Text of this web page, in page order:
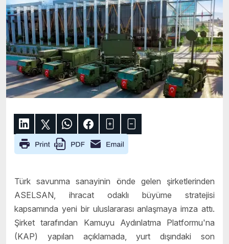
Türk savunma sanayinin önde gelen şirketlerinden
ASELSAN, ihracat odaklı büyüme stratejisi
kapsamında yeni bir uluslararası anlaşmaya imza attı.
Şirket tarafından Kamuyu Aydınlatma Platformu'na
(KAP) yapılan açıklamada, yurt dışındaki son